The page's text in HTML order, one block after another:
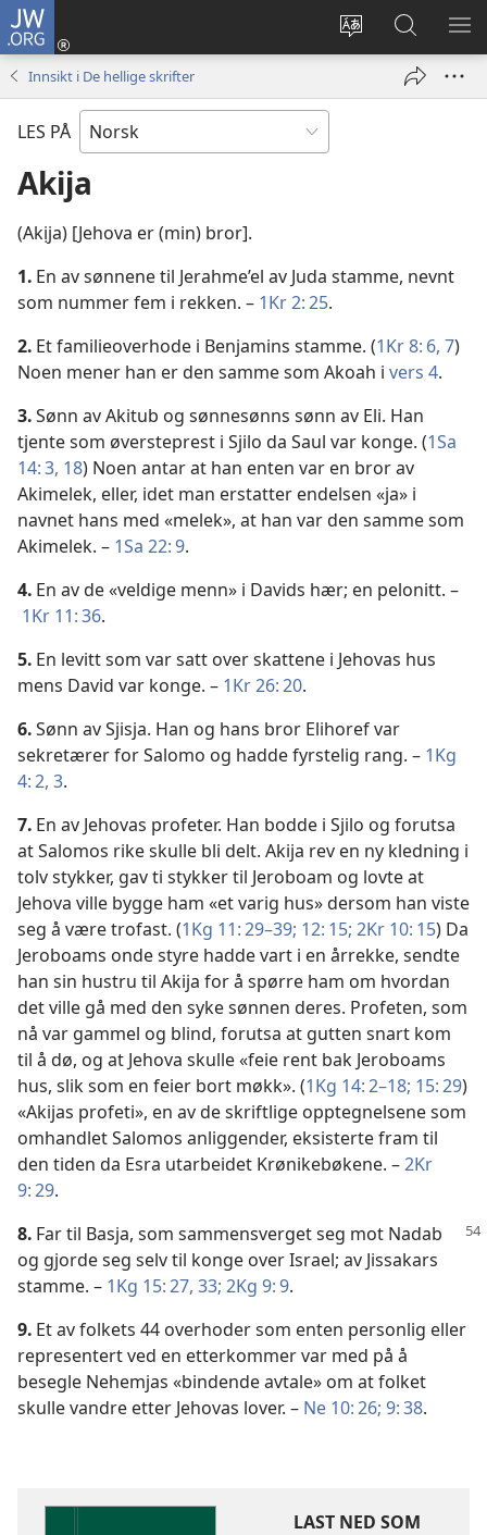
JW.ORG
Endre
Logg
inn
vindu)
Søk
på
JW.ORG
VIS
Innsikt i De hellige skrifter
LES PÅ
Akija
(Akịja) [Jehova er (min) bror].
1. En av sønnene til Jerahme’el av Juda stamme, nevnt
som nummer fem i rekken. – 1Kr 2: 25.
2. Et familieoverhode i Benjamins stamme. (1Kr 8: 6, 7)
Noen mener han er den samme som Akoah i vers 4.
3.Sønn av Akitub og sønnesønns sønn av Eli. Han
tjente som øversteprest i Sjilo da Saul var konge. (1Sa
14: 3, 18) Noen antar at han enten var en bror av
Akimelek, eller, idet man erstatter endelsen «ja» i
navnet hans med «melek», at han var den samme som
Akimelek. – 1Sa 22: 9.
4. En av de «veldige menn» i Davids hær; en pelonitt. –
1Kr 11: 36.
5. En levitt som var satt over skattene i Jehovas hus
mens David var konge. – 1Kr 26: 20.
6.Sønn av Sjisja. Han og hans bror Elihoref var
sekretærer for Salomo og hadde fyrstelig rang. – 1Kg
4: 2, 3.
7. En av Jehovas profeter. Han bodde i Sjilo og forutsa
at Salomos rike skulle bli delt. Akija rev en ny kledning i
tolv stykker, gav ti stykker til Jeroboam og lovte at
Jehova ville bygge ham «et varig hus» dersom han viste
seg å være trofast. (1Kg 11: 29–39; 12: 15; 2Kr 10: 15) Da
Jeroboams onde styre hadde vart i en årrekke, sendte
han sin hustru til Akija for å spørre ham om hvordan
det ville gå med den syke sønnen deres. Profeten, som
nå var gammel og blind, forutsa at gutten snart kom
til å dø, og at Jehova skulle «feie rent bak Jeroboams
hus, slik som en feier bort møkk». (1Kg 14: 2–18; 15: 29)
«Akijas profeti», en av de skriftlige opptegnelsene som
omhandlet Salomos anliggender, eksisterte fram til
den tiden da Esra utarbeidet Krønikebøkene. –2Kr
9: 29.
8. Far til Basja, som sammensverget seg mot Nadab
og gjorde seg selv til konge over Israel; av Jissakars
stamme. – 1Kg 15: 27, 33; 2Kg 9: 9.
9. Et av folkets 44 overhoder som enten personlig eller
representert ved en etterkommer var med på å
besegle Nehemjas «bindende avtale» om at folket
skulle vandre etter Jehovas lover. – Ne 10: 26; 9: 38.
LAST NED SOM